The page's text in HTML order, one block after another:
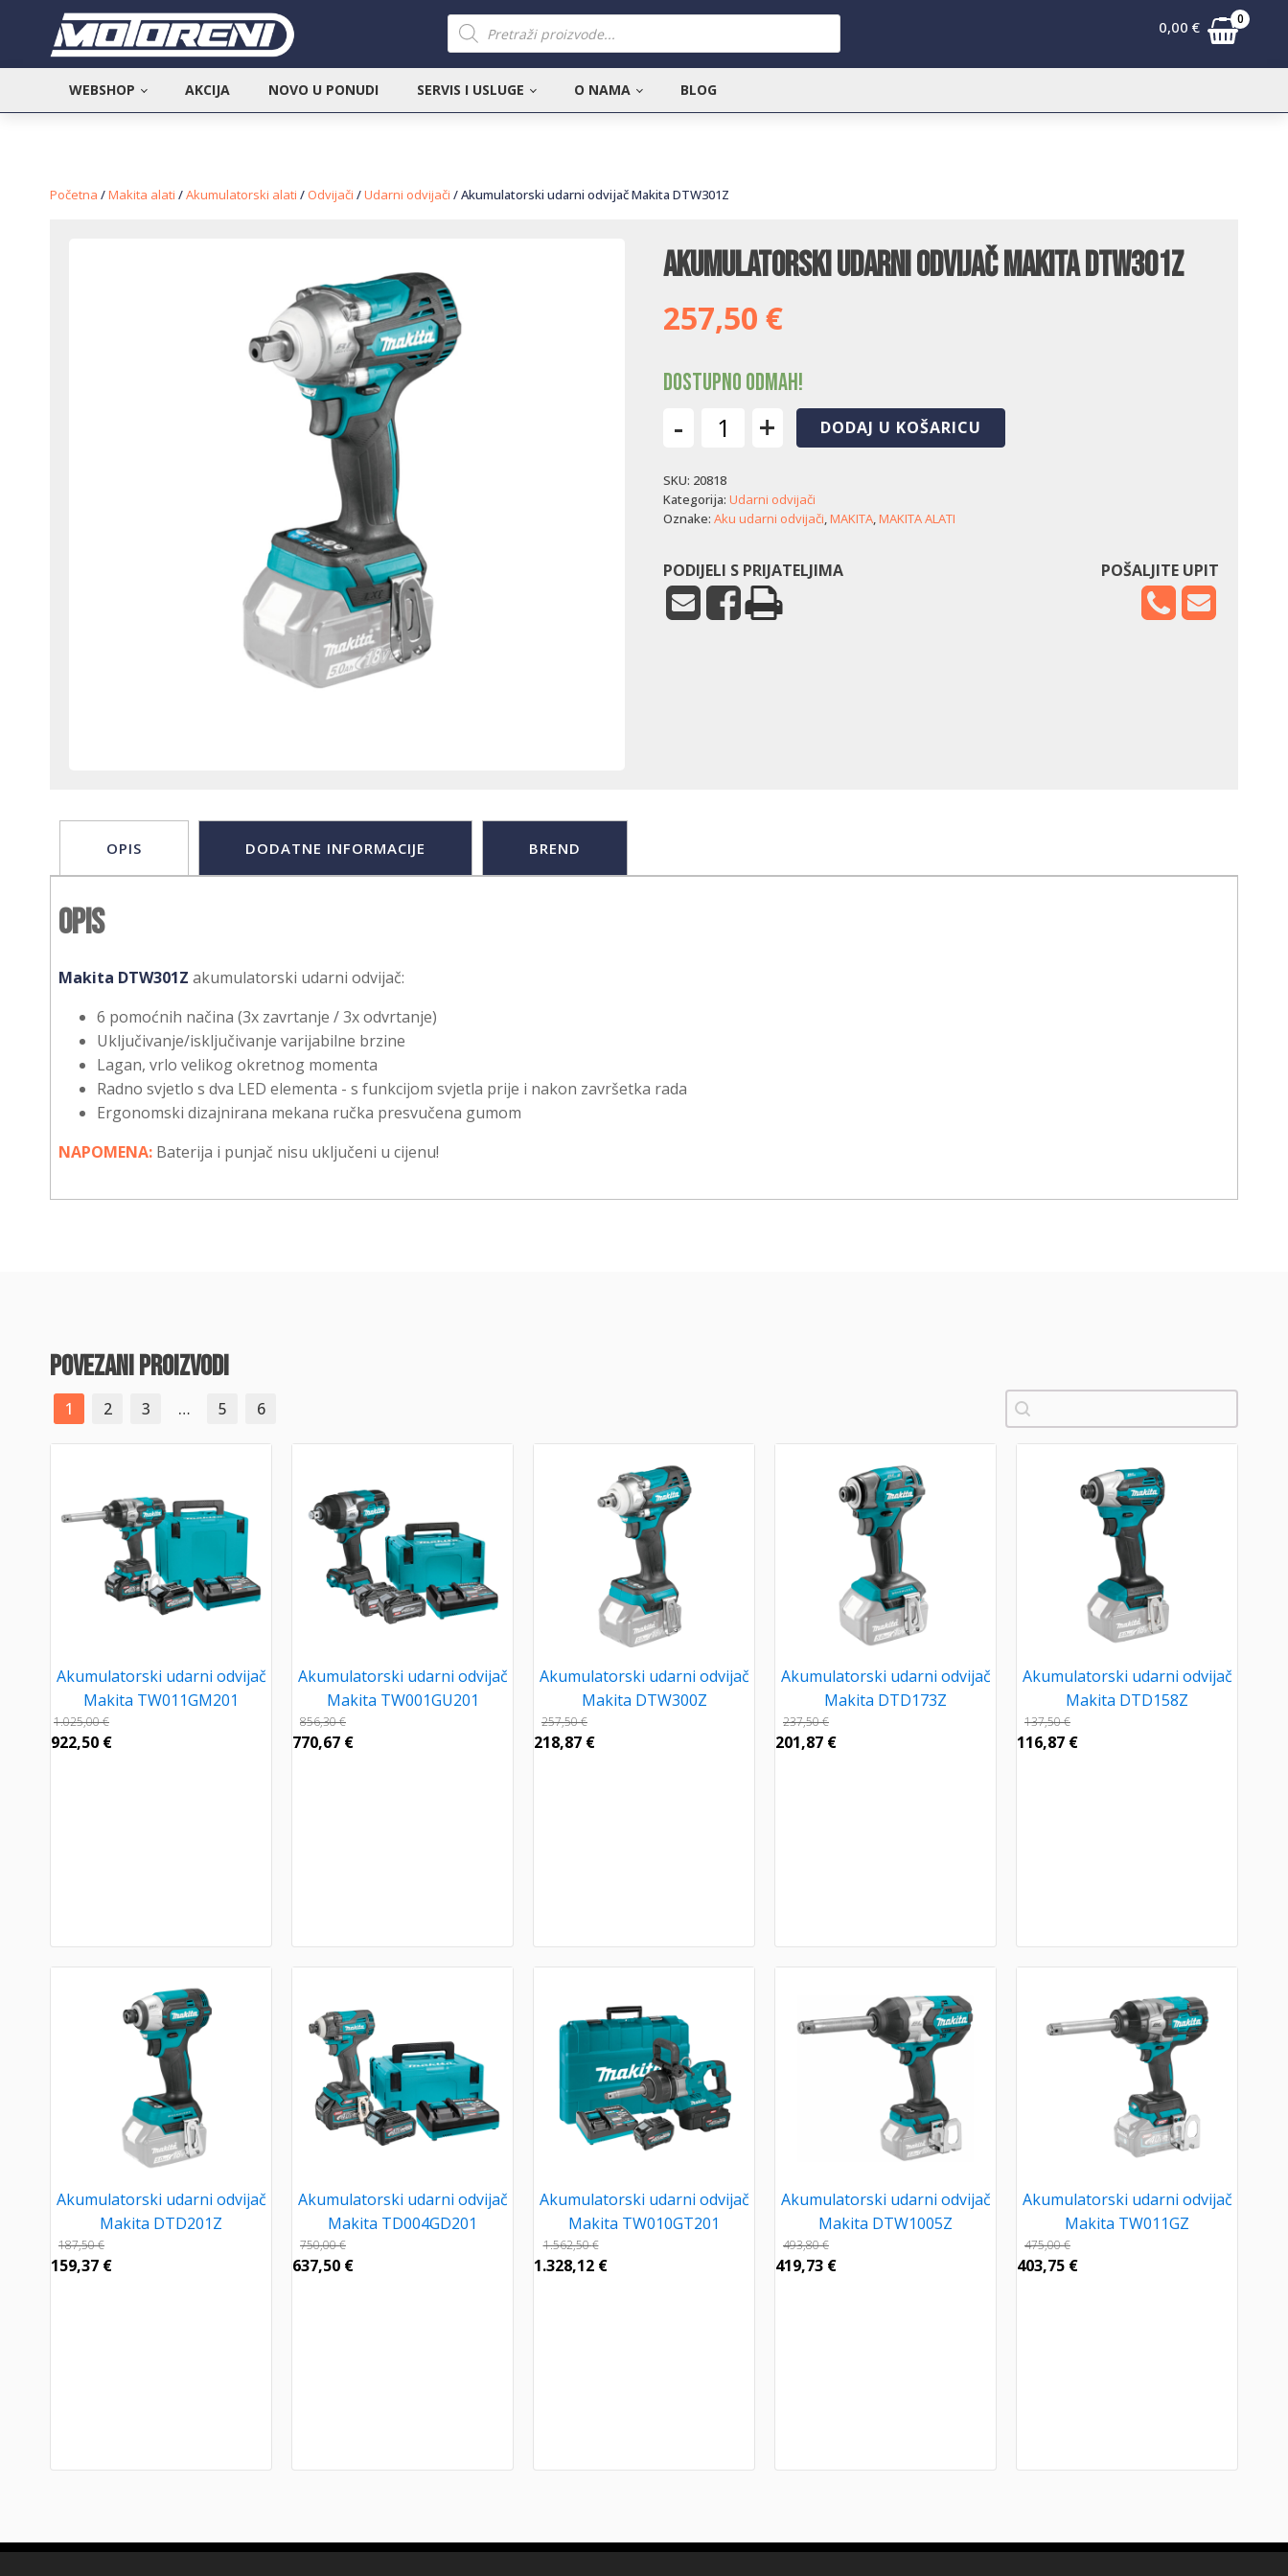
Products
search
0,00 € 0
WEBSHOP AKCIJA NOVO U PONUDI SERVIS I USLUGE O NAMA BLOG
Početna /Makita alati /Akumulatorski alati / Odvijači /Udarni odvijači / Akumulatorski udarni odvijač Makita DTW301Z
Akumulatorski udarni odvijač Makita DTW301Z
257,50 €
Dostupno odmah!
-
odvijač
Makita
DTW301Z
+ DODAJ U KOŠARICU
SKU: 20818
Kategorija: Udarni odvijači
Oznake: Aku udarni odvijači,MAKITA,MAKITA ALATI
PODIJELI S PRIJATELJIMA POŠALJITE UPIT
OPIS DODATNE INFORMACIJE BREND
Opis
Makita DTW301Z akumulatorski udarni odvijač:
6 pomoćnih načina (3x zavrtanje / 3x odvrtanje)
Uključivanje/isključivanje varijabilne brzine
Lagan, vrlo velikog okretnog momenta
Radno svjetlo s dva LED elementa - s funkcijom svjetla prije i nakon završetka rada
Ergonomski dizajnirana mekana ručka presvučena gumom
NAPOMENA: Baterija i punjač nisu uključeni u cijenu!
povezani proizvodi
1 2 3 … 5 6 Pretraži
Akumulatorski udarni odvijač
Makita TW011GM201
1.025,00€
922,50 €
Akumulatorski udarni odvijač
Makita TW001GU201
856,30€
770,67 €
Akumulatorski udarni odvijač
Makita DTW300Z
257,50€
218,87 €
Akumulatorski udarni odvijač
Makita DTD173Z
237,50€
201,87 €
Akumulatorski udarni odvijač
Makita DTD158Z
137,50€
116,87 €
Akumulatorski udarni odvijač
Makita DTD201Z
187,50€
159,37 €
Akumulatorski udarni odvijač
Makita TD004GD201
750,00€
637,50 €
Akumulatorski udarni odvijač
Makita TW010GT201
1.562,50€
1.328,12 €
Akumulatorski udarni odvijač
Makita DTW1005Z
493,80€
419,73 €
Akumulatorski udarni odvijač
Makita TW011GZ
475,00€
403,75 €